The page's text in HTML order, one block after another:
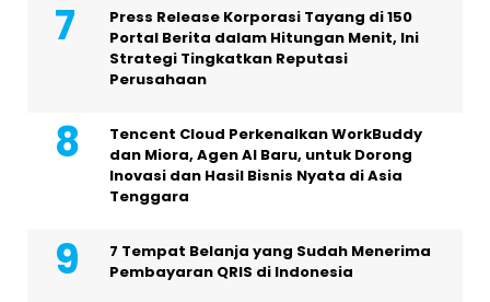
Press Release Korporasi Tayang di 150
Portal Berita dalam Hitungan Menit, Ini
Strategi Tingkatkan Reputasi
Perusahaan
Tencent Cloud Perkenalkan WorkBuddy
dan Miora, Agen AI Baru, untuk Dorong
Inovasi dan Hasil Bisnis Nyata di Asia
Tenggara
7 Tempat Belanja yang Sudah Menerima
Pembayaran QRIS di Indonesia